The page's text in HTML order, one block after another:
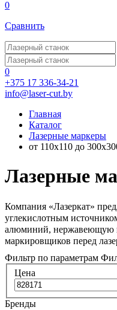
0
Сравнить
0
+375 17 336-34-21
info@laser-cut.by
Главная
Каталог
Лазерные маркеры
от 110x110 до
Лазерные
Компания «Лазеркат»
углекислотным
алюминий, нержавеющую и
маркировщиков перед
Фильтр по параметрам
Цена
Бренды